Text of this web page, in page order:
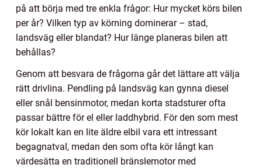
på att börja med tre enkla frågor: Hur mycket körs bilen
per år? Vilken typ av körning dominerar – stad,
landsväg eller blandat? Hur länge planeras bilen att
behållas?
Genom att besvara de frågorna går det lättare att välja
rätt drivlina. Pendling på landsväg kan gynna diesel
eller snål bensinmotor, medan korta stadsturer ofta
passar bättre för el eller laddhybrid. För den som mest
kör lokalt kan en lite äldre elbil vara ett intressant
begagnatval, medan den som ofta kör långt kan
värdesätta en traditionell bränslemotor med